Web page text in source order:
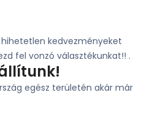
kedvezményeket
fel vonzó választékunkat!! .
egész területén akár már